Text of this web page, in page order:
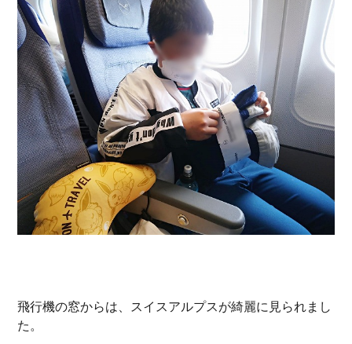
飛行機の窓からは、スイスアルプスが綺麗に見られまし
た。